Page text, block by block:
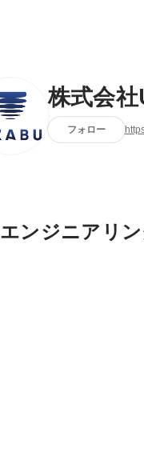
株式会
フォロー
エンジニアリ